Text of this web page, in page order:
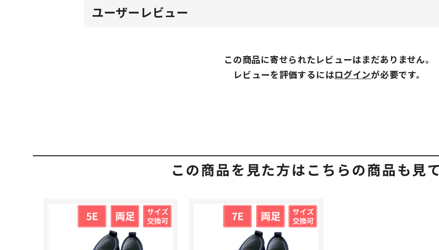
ユーザーレビュー
この商品に寄せられたレビューはまだありません。
レビューを評価するにはログインが必要です。
この商品を見た方はこちらの商品も見